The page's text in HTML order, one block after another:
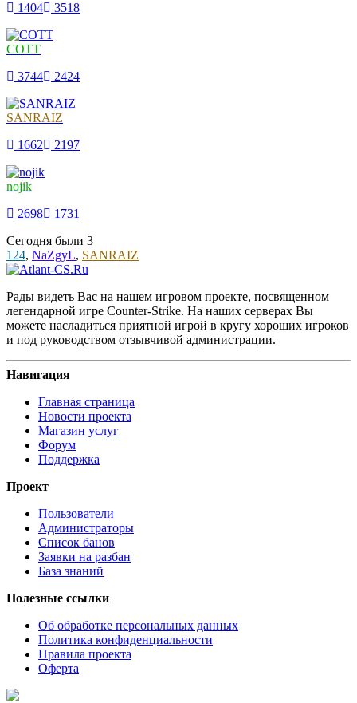
1404
3518
COTT
3744
2424
SANRAIZ
1662
2197
nojik
2698
1731
Сегодня были 3
124, NaZgyL, SANRAIZ
Рады видеть Вас на нашем игровом проекте, посвященном
легендарной игре Counter-Strike. На наших серверах Вы
можете насладиться приятной игрой в кругу хороших игроков
и под руководством отзывчивой администрации.
Навигация
Главная страница
Новости проекта
Магазин услуг
Форум
Поддержка
Проект
Пользователи
Администраторы
Список банов
Заявки на разбан
База знаний
Полезные ссылки
Об обработке персональных данных
Политика конфиденциальности
Правила проекта
Оферта